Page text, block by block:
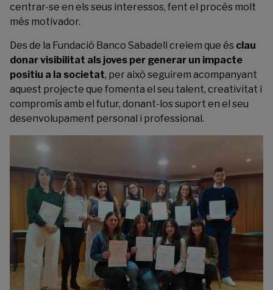
centrar-se en els seus interessos, fent el procés molt
més motivador.
Des de la Fundació Banco Sabadell creiem que és clau
donar visibilitat als joves per generar un impacte
positiu a la societat, per això seguirem acompanyant
aquest projecte que fomenta el seu talent, creativitat i
compromís amb el futur, donant-los suport en el seu
desenvolupament personal i professional.